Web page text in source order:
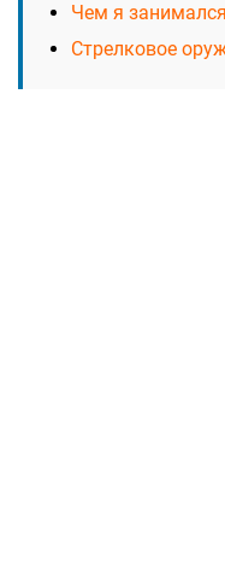
Чем я
Стрелковое